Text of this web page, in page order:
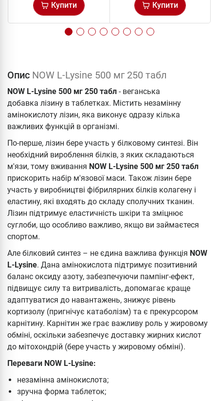
Купити Купити
Опис NOW L-Lysine 500 мг 250 табл
NOW L-Lysine 500 мг 250 табл - веганська
добавка лізину в таблетках. Містить незамінну
амінокислоту лізин, яка виконує одразу кілька
важливих функцій в організмі.
По-перше, лізин бере участь у білковому синтезі. Він
необхідний вироблення білків, з яких складаються
м'язи, тому вживання NOW L-Lysine 500 мг 250 табл
прискорить набір м'язової маси. Також лізин бере
участь у виробництві фібрилярних білків колагену і
еластину, які входять до складу сполучних тканин.
Лізин підтримує еластичність шкіри та зміцнює
суглоби, що особливо важливо, якщо ви займаєтеся
спортом.
Але білковий синтез – не єдина важлива функція NOW
L-Lysine. Дана амінокислота підтримує позитивний
баланс оксиду азоту, забезпечуючи пампінг-ефект,
підвищує силу та витривалість, допомагає краще
адаптуватися до навантажень, знижує рівень
кортизолу (пригнічує катаболізм) та є прекурсором
карнітину. Карнітин же грає важливу роль у жировому
обміні, оскільки забезпечує доставку жирних кислот
до мітохондрій (бере участь у жировому обміні).
Переваги NOW L-Lysine:
незамінна амінокислота;
зручна форма таблеток;